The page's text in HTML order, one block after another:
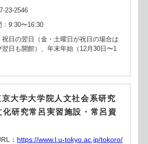
23-2546
9:30〜16:30
祝日の翌日（金・土曜日が祝日の場合は
翌日も開館）、年末年始（12月30日〜1
京大学大学院人文社会系研究
化研究常呂実習施設・常呂資
： https://www.l.u-tokyo.ac.jp/tokoro/